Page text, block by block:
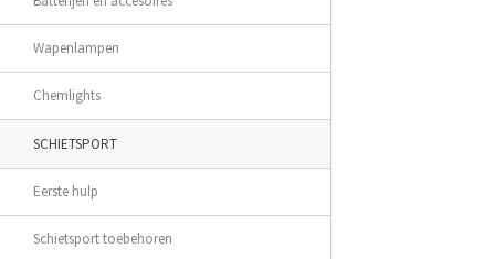
Wapenlampen
Chemlights
SCHIETSPORT
Eerste hulp
Schietsport toebehoren